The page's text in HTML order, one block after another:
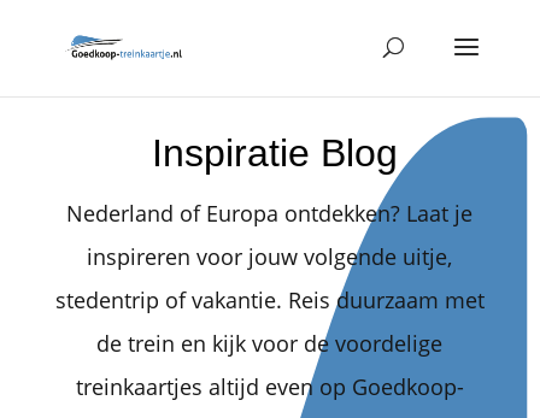
Inspiratie Blog
Nederland of Europa ontdekken? Laat je
inspireren voor jouw volgende uitje,
stedentrip of vakantie. Reis duurzaam met
de trein en kijk voor de voordelige
treinkaartjes altijd even op Goedkoop-